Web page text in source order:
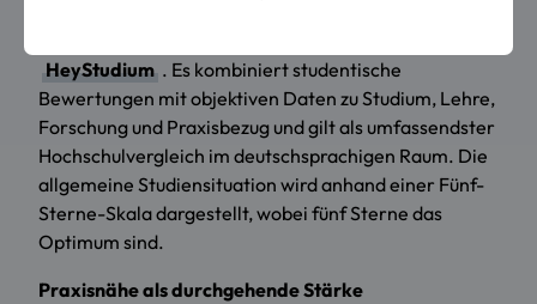
HeyStudium . Es kombiniert studentische
Bewertungen mit objektiven Daten zu Studium, Lehre,
Forschung und Praxisbezug und gilt als umfassendster
Hochschulvergleich im deutschsprachigen Raum. Die
allgemeine Studiensituation wird anhand einer Fünf-
Sterne-Skala dargestellt, wobei fünf Sterne das
Optimum sind.
Praxisnähe als durchgehende Stärke